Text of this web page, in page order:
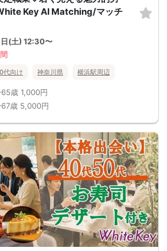
Key AI Matching/マッチ
(土) 12:30〜
代向け 神奈川県 横浜駅周辺
歳 1,000円
歳 5,000円